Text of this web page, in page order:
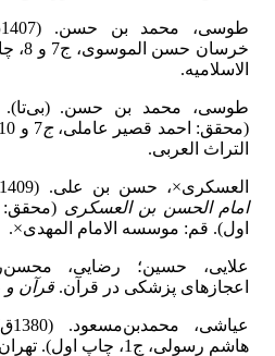
طوسی، محمد بن حسن. (1407ق).
خرسان حسن الموسوی، ج7 و 8،
الاسلامیه.
طوسی، محمد بن ‌حسن. (بی‌تا).
(محقق: احمد قصیر عاملی، ج
التراث العربی.
العسکری×، حسن ‌بن ‌علی. (1409ق).
امام الحسن بن العسکری (محقق:
اول). قم: موسسه الامام المهدی×.
اعجازهای پزشکی در قرآن. قرآن و
عیاشی، محمدبن‌مسعود. (1380ق).
هاشم رسولی، ج1، چاپ اول). تهران: المطیة العلمیه الاسلامیه.